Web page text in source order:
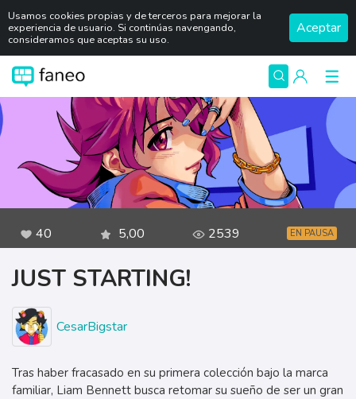
Usamos cookies propias y de terceros para mejorar la
experiencia de usuario. Si continúas navengando,
consideramos que aceptas su uso.
Aceptar
40 5,00 2539 EN PAUSA
JUST STARTING!
CesarBigstar
Tras haber fracasado en su primera colección bajo la marca
familiar, Liam Bennett busca retomar su sueño de ser un gran